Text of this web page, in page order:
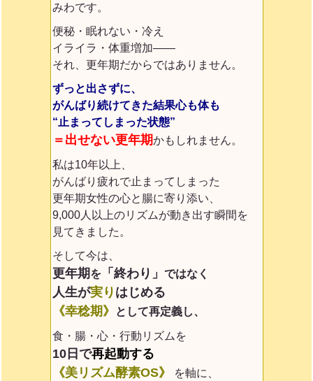
みわです。
便秘・眠れない・冷え
イライラ・体重増加——
それ、更年期だからではありません。
ずっと出さずに、
がんばり続けてきた結果心も体も
“止まってしまった状態”
＝出せない更年期かもしれません。
私は10年以上、
がんばり疲れで止まってしまった
更年期女性の心と腸に寄り添い、
9,000人以上のリズムが動き出す瞬間を
見てきました。
そして今は、
更年期を「終わり」 ではなく
人生が実り はじめる
《幸稔期》
として再定義し、
食・腸・心・行動リズムを
10日で再起動する
《美リズム酵素OS》
を軸に、